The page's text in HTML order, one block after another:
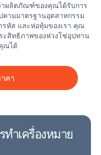
าผลิตภัณฑ์ของคุณได้รับการ
ตามมาตรฐานอุตสาหกรรม
รหัส และห่อหุ้มของเรา คุณ
ะสิทธิภาพของห่วงโซ่อุปทาน
ณได้
คา
ทําเครื่องหมาย